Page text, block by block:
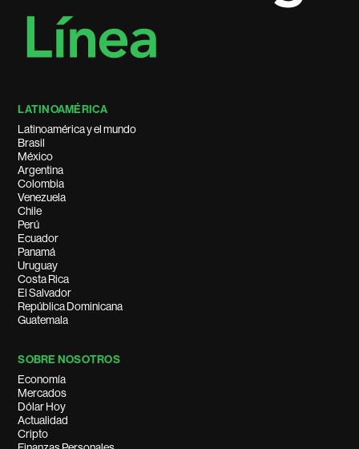
LATINOAMÉRICA
Latinoamérica y el mundo
Brasil
México
Argentina
Colombia
Venezuela
Chile
Perú
Ecuador
Panamá
Uruguay
Costa Rica
El Salvador
República Dominicana
Guatemala
SOBRE NOSOTROS
Economía
Mercados
Dólar Hoy
Actualidad
Cripto